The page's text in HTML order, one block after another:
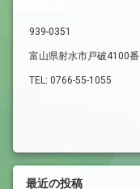
939-0351
富山県射水市戸破4100番
TEL: 0766-55-1055
最近の投稿